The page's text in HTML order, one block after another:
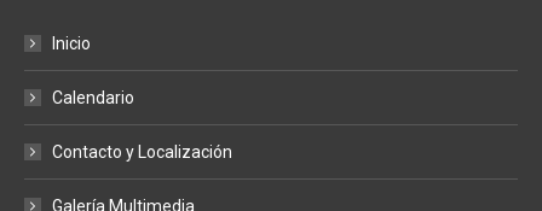
opens
window
opens
windowwindow
Inicio
Calendario
Contacto y Localización
Galería Multimedia